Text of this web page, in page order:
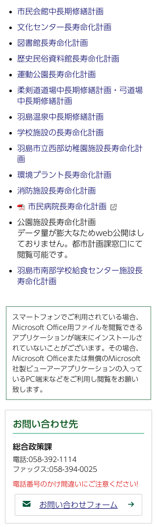
市民会館中長期修繕計画
文化センター長寿命化計画
図書館長寿命化計画
歴史民俗資料館長寿命化計画
運動公園長寿命化計画
柔剣道道場中長期修繕計画・弓道場
中長期修繕計画
羽島温泉中長期修繕計画
学校施設の長寿命化計画
羽島市立西部幼稚園施設長寿命化計
画
環境プラント長寿命化計画
消防施設長寿命化計画
市民病院長寿命化計画
公園施設長寿命化計画
データ量が膨大なためweb公開はし
ておりません。都市計画課窓口にて
閲覧可能です。
羽島市南部学校給食センター施設長
寿命化計画
スマートフォンでご利用されている場合、
Microsoft Office用ファイルを閲覧できる
アプリケーションが端末にインストールさ
れていないことがございます。その場合、
Microsoft Officeまたは無償のMicrosoft
社製ビューアーアプリケーションの入って
いるPC端末などをご利用し閲覧をお願い
致します。
お問い合わせ先
総合政策課
電話:058-392-1114
ファックス:058-394-0025
電話番号のかけ間違いにご注意ください!
お問い合わせフォーム